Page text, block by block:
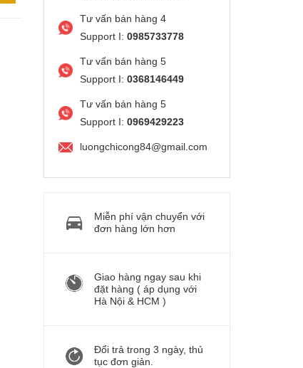
Tư vấn bán hàng 4
Support I: 0985733778
Tư vấn bán hàng 5
Support I: 0368146449
Tư vấn bán hàng 5
Support I: 0969429223
luongchicong84@gmail.com
Miễn phí vận chuyển với
đơn hàng lớn hơn
Giao hàng ngay sau khi
đặt hàng ( áp dụng với
Hà Nội & HCM )
Đổi trả trong 3 ngày, thủ
tục đơn giản.